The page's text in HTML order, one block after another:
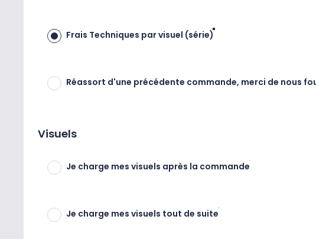
Frais Techniques par visuel (série)
Réassort d'une précédente commande, merci de nous
Visuels
Je charge mes visuels après la commande
Je charge mes visuels tout de suite